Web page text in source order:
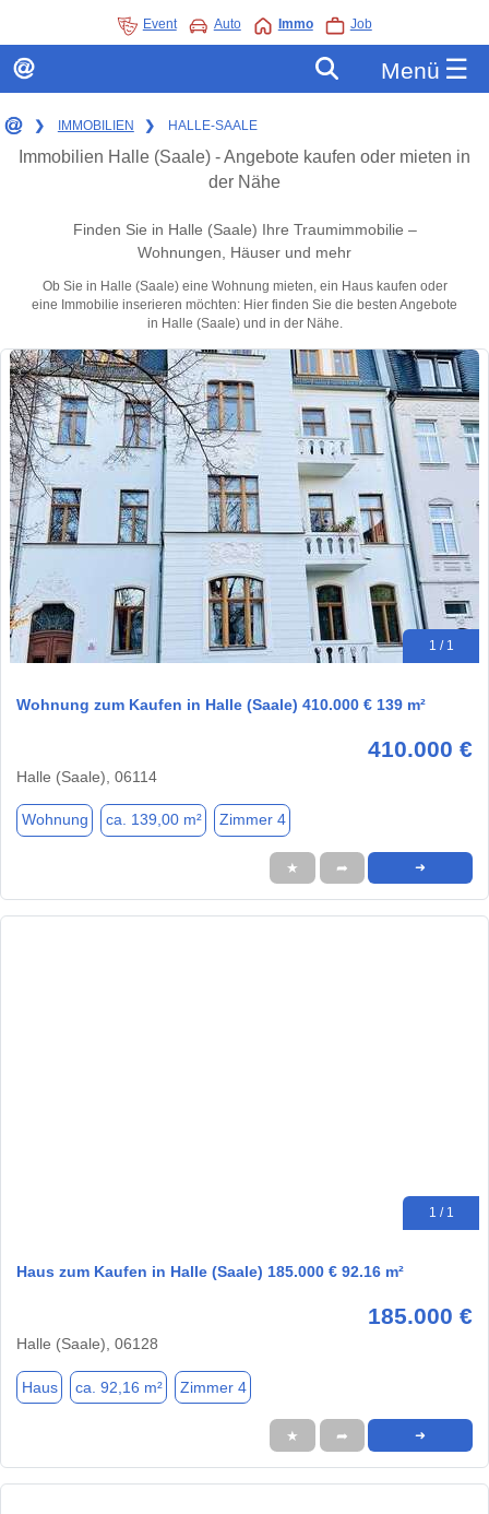
Event Auto Immo Job
Menü ☰
❯ IMMOBILIEN ❯ HALLE-SAALE
Immobilien Halle (Saale) - Angebote kaufen oder mieten in
der Nähe
Finden Sie in Halle (Saale) Ihre Traumimmobilie –
Wohnungen, Häuser und mehr
Ob Sie in Halle (Saale) eine Wohnung mieten, ein Haus kaufen oder
eine Immobilie inserieren möchten: Hier finden Sie die besten Angebote
in Halle (Saale) und in der Nähe.
1 / 1
Wohnung zum Kaufen in Halle (Saale) 410.000 € 139 m²
410.000 €
Halle (Saale), 06114
Wohnung ca. 139,00 m² Zimmer 4
★ ➦ ➜
1 / 1
Haus zum Kaufen in Halle (Saale) 185.000 € 92.16 m²
185.000 €
Halle (Saale), 06128
Haus ca. 92,16 m² Zimmer 4
★ ➦ ➜